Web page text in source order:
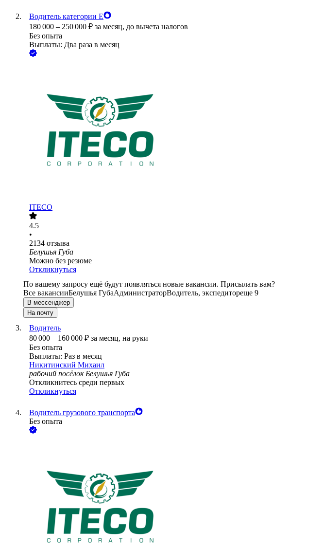
Водитель категории Е
180 000 – 250 000 ₽ за месяц, до вычета налогов
Без опыта
Выплаты: Два раза в месяц
ITECO
4.5
•
2134 отзыва
Белушья Губа
Можно без резюме
Откликнуться
По вашему запросу ещё будут появляться новые вакансии. Присылать вам?
Все вакансииБелушья ГубаАдминистраторВодитель, экспедитореще 9
В мессенджер
На почту
Водитель
80 000 – 160 000 ₽ за месяц, на руки
Без опыта
Выплаты: Раз в месяц
Никитинский Михаил
рабочий посёлок Белушья Губа
Откликнитесь среди первых
Откликнуться
Водитель грузового транспорта
Без опыта